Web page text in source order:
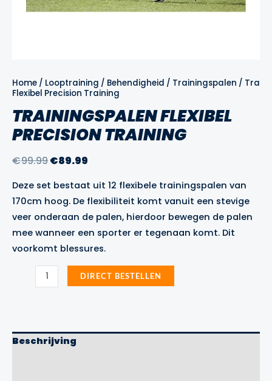
Home / Looptraining / Behendigheid / Trainingspalen /
Flexibel Precision Training
TRAININGSPALEN FLEXIBEL
PRECISION TRAINING
€99.99Oorspronkelijke
was:
€99.99.
€89.99
is:
€89.99.
Deze set bestaat uit 12 flexibele trainingspalen van
170cm hoog. De flexibiliteit komt vanuit een stevige
veer onderaan de palen, hierdoor bewegen de palen
mee wanneer een sporter er tegenaan komt. Dit
voorkomt blessures.
Trainingspalen
Precision
DIRECT BESTELLEN
Beschrijving